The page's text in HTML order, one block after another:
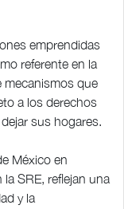
emprendidas
referente en la
mecanismos que
a los derechos
sus hogares.
México en
SRE, reflejan una
y la